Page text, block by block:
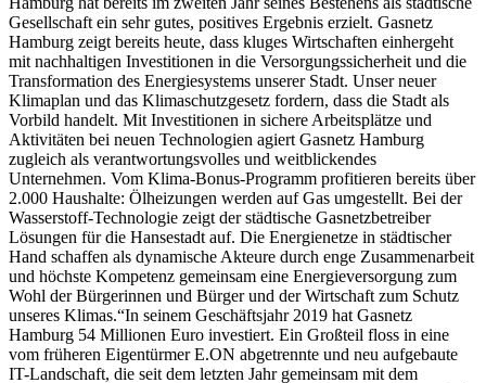
Gesellschaft ein sehr gutes, positives Ergebnis erzielt. Gasnetz
Hamburg zeigt bereits heute, dass kluges Wirtschaften einhergeht
mit nachhaltigen Investitionen in die Versorgungssicherheit und die
Transformation des Energiesystems unserer Stadt. Unser neuer
Klimaplan und das Klimaschutzgesetz fordern, dass die Stadt als
Vorbild handelt. Mit Investitionen in sichere Arbeitsplätze und
Aktivitäten bei neuen Technologien agiert Gasnetz Hamburg
zugleich als verantwortungsvolles und weitblickendes
Unternehmen. Vom Klima-Bonus-Programm profitieren bereits über
2.000 Haushalte: Ölheizungen werden auf Gas umgestellt. Bei der
Wasserstoff-Technologie zeigt der städtische Gasnetzbetreiber
Lösungen für die Hansestadt auf. Die Energienetze in städtischer
Hand schaffen als dynamische Akteure durch enge Zusammenarbeit
und höchste Kompetenz gemeinsam eine Energieversorgung zum
Wohl der Bürgerinnen und Bürger und der Wirtschaft zum Schutz
unseres Klimas.“In seinem Geschäftsjahr 2019 hat Gasnetz
Hamburg 54 Millionen Euro investiert. Ein Großteil floss in eine
vom früheren Eigentürmer E.ON abgetrennte und neu aufgebaute
IT-Landschaft, die seit dem letzten Jahr gemeinsam mit dem